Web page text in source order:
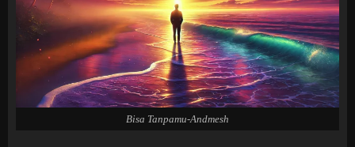
Bisa Tanpamu-Andmesh